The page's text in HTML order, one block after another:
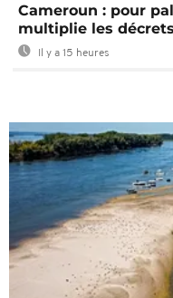
Cameroun : pour
multiplie les décrets
Il y a 15 heures